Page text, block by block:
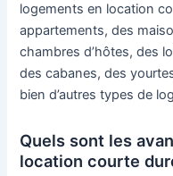
logements en location
appartements, des
chambres d’hôtes, des
des cabanes, des
bien d’autres types de
Quels sont les
location courte